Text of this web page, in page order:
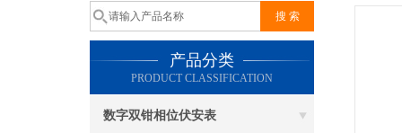
产品分类
PRODUCT CLASSIFICATION
数字双钳相位伏安表